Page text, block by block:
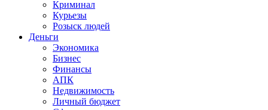
Криминал
Курьезы
Розыск людей
Деньги
Экономика
Бизнес
Финансы
АПК
Недвижимость
Личный бюджет